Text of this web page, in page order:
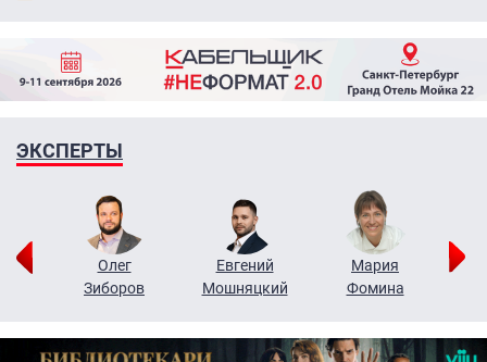
ЭКСПЕРТЫ
Олег
Зиборов
Евгений
Мошняцкий
Мария
Фомина